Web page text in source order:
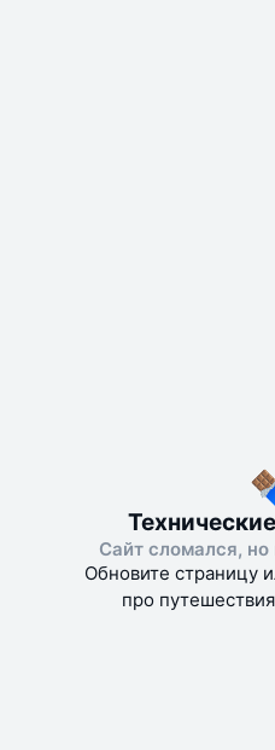
Сайт сломался,
Обновите страницу
про